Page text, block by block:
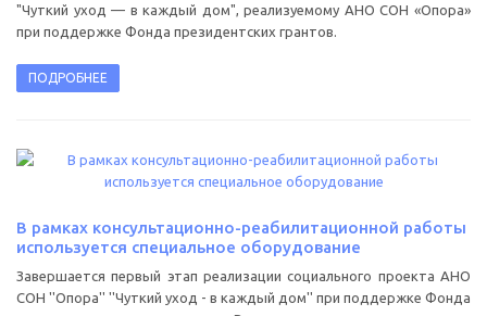
"Чуткий уход — в каждый дом", реализуемому АНО СОН «Опора»
при поддержке Фонда президентских грантов.
ПОДРОБНЕЕ
В рамках консультационно-реабилитационной работы
используется специальное оборудование
Завершается первый этап реализации социального проекта АНО
СОН ''Опора'' ''Чуткий уход - в каждый дом'' при поддержке Фонда